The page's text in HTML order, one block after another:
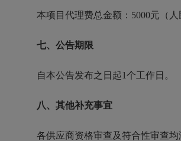
本项目代理费总金额：5000元（人
七、公告期限
自本公告发布之日起1个工作日。
八、其他补充事宜
各供应商资格审查及符合性审查均